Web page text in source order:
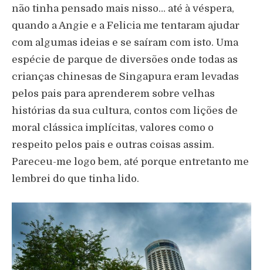
não tinha pensado mais nisso… até à véspera,
quando a Angie e a Felicia me tentaram ajudar
com algumas ideias e se saíram com isto. Uma
espécie de parque de diversões onde todas as
crianças chinesas de Singapura eram levadas
pelos pais para aprenderem sobre velhas
histórias da sua cultura, contos com lições de
moral clássica implícitas, valores como o
respeito pelos pais e outras coisas assim.
Pareceu-me logo bem, até porque entretanto me
lembrei do que tinha lido.